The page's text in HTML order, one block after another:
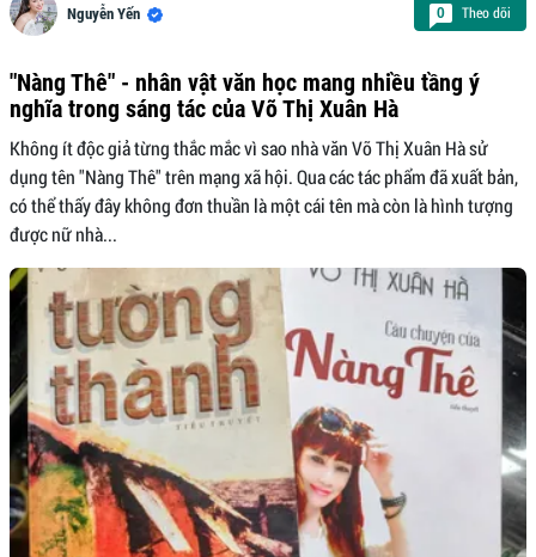
Nguyễn Yến 0 Theo dõi
"Nàng Thê" - nhân vật văn học mang nhiều tầng ý
nghĩa trong sáng tác của Võ Thị Xuân Hà
Không ít độc giả từng thắc mắc vì sao nhà văn Võ Thị Xuân Hà sử
dụng tên "Nàng Thê" trên mạng xã hội. Qua các tác phẩm đã xuất bản,
có thể thấy đây không đơn thuần là một cái tên mà còn là hình tượng
được nữ nhà...